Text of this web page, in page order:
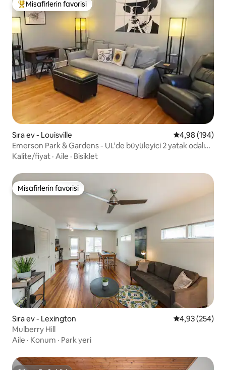
Misafirlerin favorilerinden en beğenilenler arasında
Misafirlerin favorisi
Sıra ev - Louisville 5 üzerinden
4,98 (194)
Emerson Park & Gardens - UL'de büyüleyici 2 yatak odalı
ev,
Kalite/fiyat · Aile · Bisiklet
Misafirlerin favorisi
Misafirlerin favorisi
Sıra ev - Lexington 5 üzerinden
4,93 (254)
Mulberry Hill
Aile · Konum · Park yeri